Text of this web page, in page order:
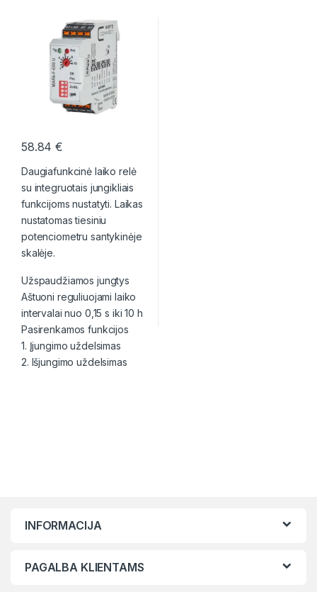
58.84€
Daugiafunkcinė laiko relė
su integruotais jungikliais
funkcijoms nustatyti. Laikas
nustatomas tiesiniu
potenciometru santykinėje
skalėje.
Užspaudžiamos jungtys
Aštuoni reguliuojami laiko
intervalai nuo 0,15 s iki 10 h
Pasirenkamos funkcijos
1. Įjungimo uždelsimas
2. Išjungimo uždelsimas
INFORMACIJA
PAGALBA KLIENTAMS